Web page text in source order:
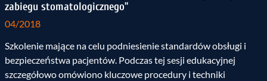
zabiegu stomatologicznego”
04/2018
Szkolenie mające na celu podniesienie standardów obsługi i
bezpieczeństwa pacjentów. Podczas tej sesji edukacyjnej
szczegółowo omówiono kluczowe procedury i techniki